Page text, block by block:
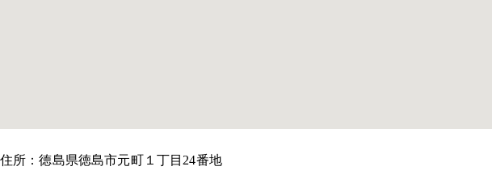
住所：徳島県徳島市元町１丁目24番地